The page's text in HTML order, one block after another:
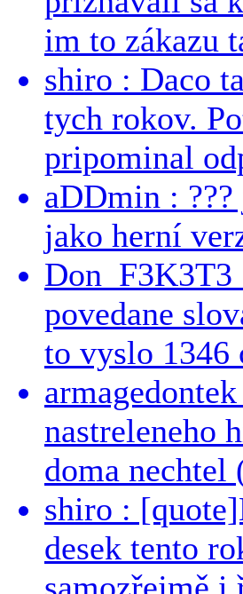
im to zákazu
shiro : Daco
tych rokov.
pripominal
aDDmin :
jako herní
povedane
to vyslo 1346
nastreleneho
doma nechtel
shiro :
desek tento